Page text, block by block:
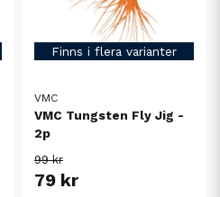
Finns i flera varianter
VMC
VMC Tungsten Fly Jig -
2p
99 kr
79 kr